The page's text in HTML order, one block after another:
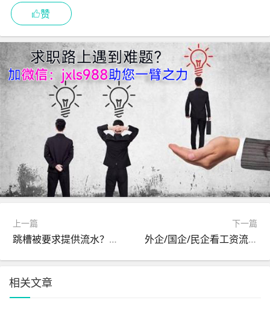
赞
上一篇
跳槽被要求提供流水？别慌！HR到底在看这4个数字
下一篇
外企/国企/民企看工资流水时，到底在扒拉啥？10年HR大实话！
相关文章